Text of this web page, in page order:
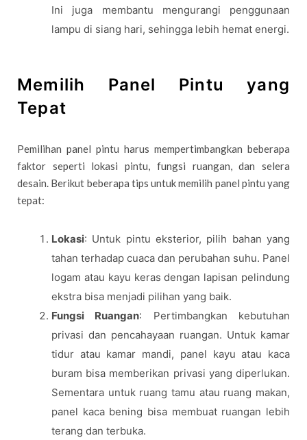
Ini juga membantu mengurangi penggunaan
lampu di siang hari, sehingga lebih hemat energi.
Memilih Panel Pintu yang
Tepat
Pemilihan panel pintu harus mempertimbangkan beberapa
faktor seperti lokasi pintu, fungsi ruangan, dan selera
desain. Berikut beberapa tips untuk memilih panel pintu yang
tepat:
Lokasi: Untuk pintu eksterior, pilih bahan yang
tahan terhadap cuaca dan perubahan suhu. Panel
logam atau kayu keras dengan lapisan pelindung
ekstra bisa menjadi pilihan yang baik.
Fungsi Ruangan: Pertimbangkan kebutuhan
privasi dan pencahayaan ruangan. Untuk kamar
tidur atau kamar mandi, panel kayu atau kaca
buram bisa memberikan privasi yang diperlukan.
Sementara untuk ruang tamu atau ruang makan,
panel kaca bening bisa membuat ruangan lebih
terang dan terbuka.